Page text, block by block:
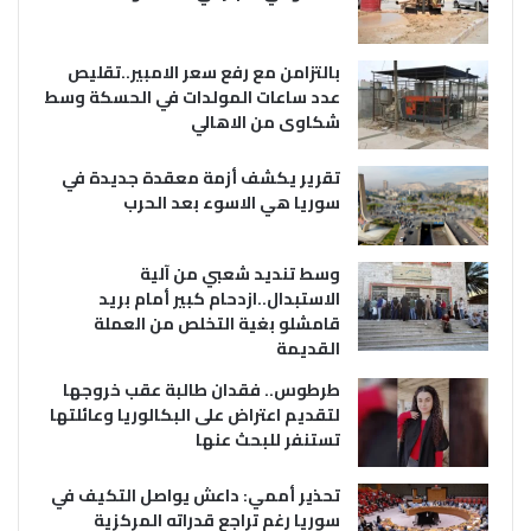
بالتزامن مع رفع سعر الامبير..تقليص
عدد ساعات المولدات في الحسكة وسط
شكاوى من الاهالي
تقرير يكشف أزمة معقدة جديدة في
سوريا هي الاسوء بعد الحرب
وسط تنديد شعبي من آلية
الاستبدال..ازدحام كبير أمام بريد
قامشلو بغية التخلص من العملة
القديمة
طرطوس.. فقدان طالبة عقب خروجها
لتقديم اعتراض على البكالوريا وعائلتها
تستنفر للبحث عنها
تحذير أممي: داعش يواصل التكيف في
سوريا رغم تراجع قدراته المركزية